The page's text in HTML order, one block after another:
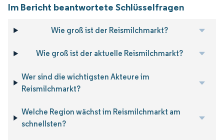
Im Bericht beantwortete Schlüsselfragen
Wie groß ist der Reismilchmarkt?
Wie groß ist der aktuelle Reismilchmarkt?
Wer sind die wichtigsten Akteure im
Reismilchmarkt?
Welche Region wächst im Reismilchmarkt am
schnellsten?